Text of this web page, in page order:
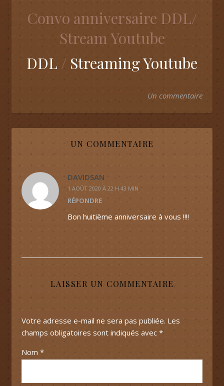
Convo anniversaire DDL/
Stream Youtube
DDL / Streaming Youtube
Un commentaire
UN COMMENTAIRE
DAVIDSAN
1 AOÛT 2020 À 22 H 43 MIN
RÉPONDRE
Bon huitième anniversaire à vous !!!!
LAISSER UN COMMENTAIRE
Votre adresse e-mail ne sera pas publiée. Les
champs obligatoires sont indiqués avec *
Nom *